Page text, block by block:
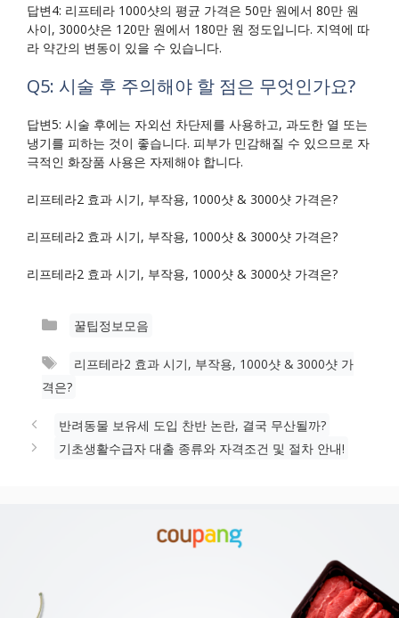
답변4: 리프테라 1000샷의 평균 가격은 50만 원에서 80만 원
사이, 3000샷은 120만 원에서 180만 원 정도입니다. 지역에 따
라 약간의 변동이 있을 수 있습니다.
Q5: 시술 후 주의해야 할 점은 무엇인가요?
답변5: 시술 후에는 자외선 차단제를 사용하고, 과도한 열 또는
냉기를 피하는 것이 좋습니다. 피부가 민감해질 수 있으므로 자
극적인 화장품 사용은 자제해야 합니다.
리프테라2 효과 시기, 부작용, 1000샷 & 3000샷 가격은?
리프테라2 효과 시기, 부작용, 1000샷 & 3000샷 가격은?
리프테라2 효과 시기, 부작용, 1000샷 & 3000샷 가격은?
카
고
리
꿀팁정보모음
태
그
리프테라2 효과 시기, 부작용, 1000샷 & 3000샷 가
격은?
반려동물 보유세 도입 찬반 논란, 결국 무산될까?
기초생활수급자 대출 종류와 자격조건 및 절차 안내!